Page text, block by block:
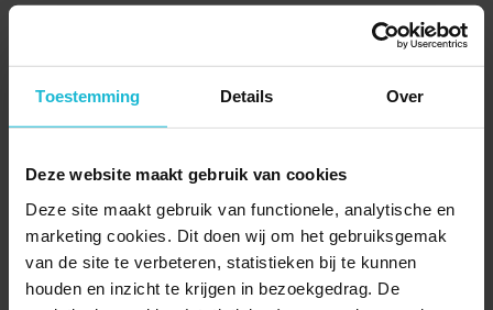
Toestemming Details Over
Deze website maakt gebruik van cookies
Deze site maakt gebruik van functionele, analytische en
marketing cookies. Dit doen wij om het gebruiksgemak
van de site te verbeteren, statistieken bij te kunnen
houden en inzicht te krijgen in bezoekgedrag. De